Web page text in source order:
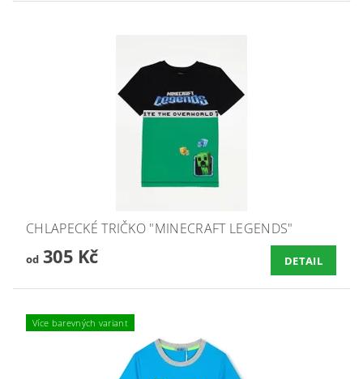
CHLAPECKÉ TRIČKO "MINECRAFT LEGENDS"
od305 Kč DETAIL
Více barevných variant